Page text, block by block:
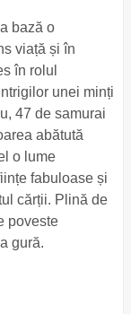
bază o
viață și în
în rolul
unei minți
47 de samurai
abătută
o lume
fabuloase și
cărții. Plină de
poveste
gură.